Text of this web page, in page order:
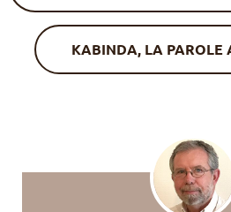
KABINDA, LA PAROLE